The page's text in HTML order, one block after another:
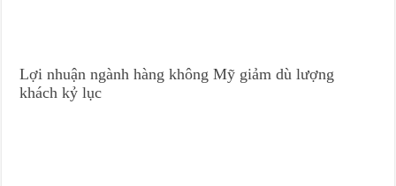
Lợi nhuận ngành hàng không Mỹ giảm dù lượng
khách kỷ lục